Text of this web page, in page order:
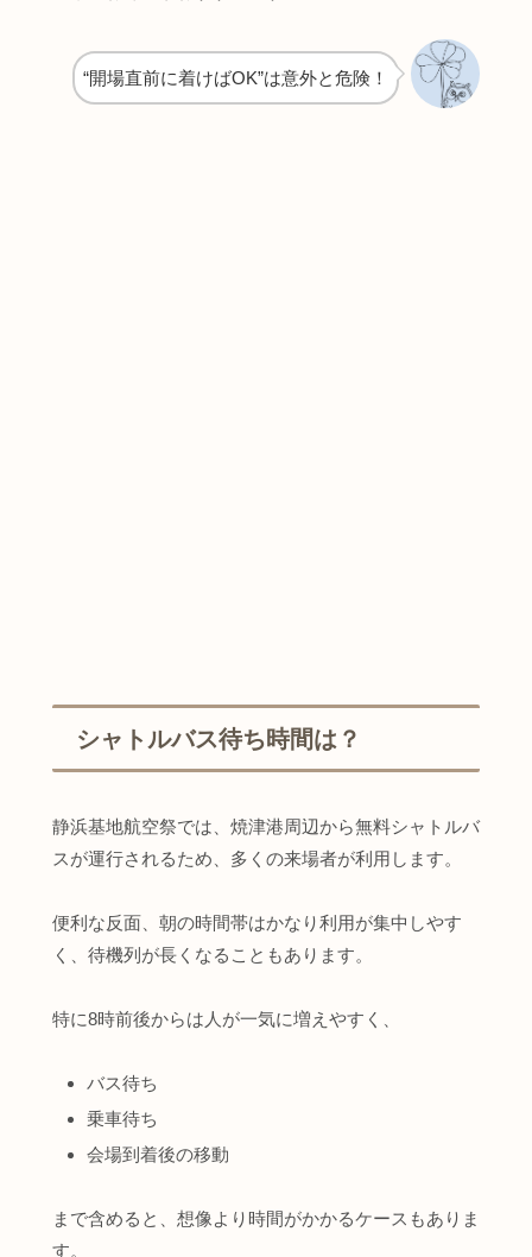
“開場直前に着けばOK”は意外と危険！
シャトルバス待ち時間は？
静浜基地航空祭では、焼津港周辺から無料シャトルバ
スが運行されるため、多くの来場者が利用します。
便利な反面、朝の時間帯はかなり利用が集中しやす
く、待機列が長くなることもあります。
特に8時前後からは人が一気に増えやすく、
バス待ち
乗車待ち
会場到着後の移動
まで含めると、想像より時間がかかるケースもありま
す。